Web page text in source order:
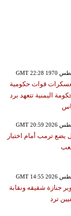
قوات حكومية
اليمنية تتعهد برد
يضع ترمب أمام اختبار
جنازة شقيقه ونقابة
ترد